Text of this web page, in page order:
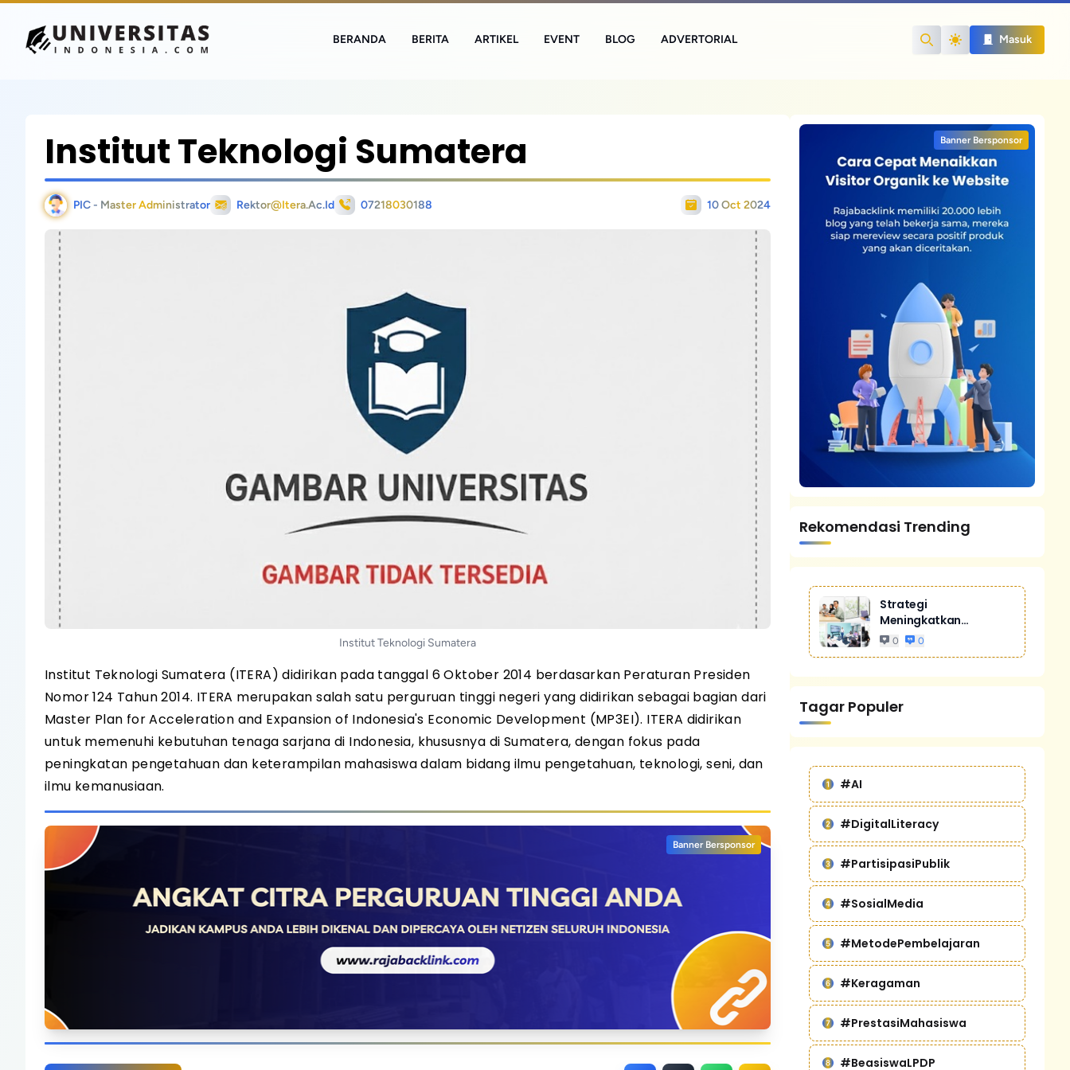
Search
Masuk
BERANDA BERITA ARTIKEL EVENT BLOG ADVERTORIAL
Institut Teknologi Sumatera
PIC - Master Administrator Rektor@itera.ac.id 07218030188 10 Oct 2024
Institut Teknologi Sumatera
Institut Teknologi Sumatera (ITERA) didirikan pada tanggal 6 Oktober 2014 berdasarkan Peraturan Presiden
Nomor 124 Tahun 2014. ITERA merupakan salah satu perguruan tinggi negeri yang didirikan sebagai bagian dari
Master Plan for Acceleration and Expansion of Indonesia's Economic Development (MP3EI). ITERA didirikan
untuk memenuhi kebutuhan tenaga sarjana di Indonesia, khususnya di Sumatera, dengan fokus pada
peningkatan pengetahuan dan keterampilan mahasiswa dalam bidang ilmu pengetahuan, teknologi, seni, dan
ilmu kemanusiaan.
Banner Bersponsor
Banner Bersponsor
Rekomendasi Trending
Strategi
Meningkatkan
Penjualan Melalui
0 0
Tagar Populer
#AI
#DigitalLiteracy
#PartisipasiPublik
#SosialMedia
#MetodePembelajaran
#Keragaman
#PrestasiMahasiswa
#BeasiswaLPDP